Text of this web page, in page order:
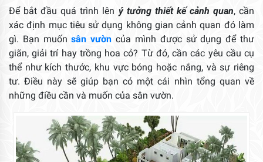
Để bắt đầu quá trình lên ý tưởng thiết kế cảnh quan, cần
xác định mục tiêu sử dụng không gian cảnh quan đó làm
gì. Bạn muốnsân vườn của mình được sử dụng để thư
giãn, giải trí hay trồng hoa cỏ? Từ đó, cần các yêu cầu cụ
thể như kích thước, khu vực bóng hoặc nắng, và sự riêng
tư. Điều này sẽ giúp bạn có một cái nhìn tổng quan về
những điều cần và muốn của sân vườn.